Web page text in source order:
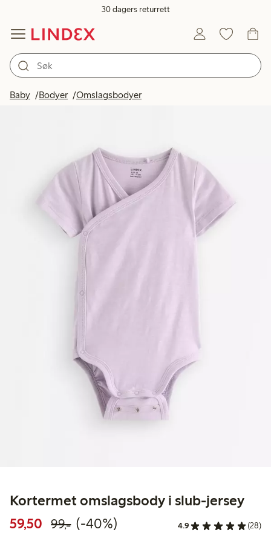
30 dagers returrett
Baby Bodyer Omslagsbodyer
Kortermet omslagsbody i slub-jersey
59,50 Rabattert pris: 59,50 kr
99,-Vanlig pris: 99,00 kr
40% rabatt
(-40%) 4.9 (28)